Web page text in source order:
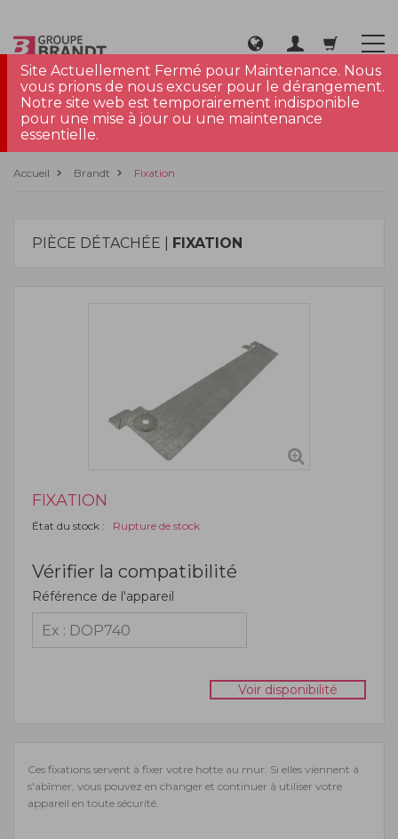
Site Actuellement Fermé pour Maintenance. Nous
vous prions de nous excuser pour le dérangement.
Notre site web est temporairement indisponible
pour une mise à jour ou une maintenance
essentielle.
Accueil Brandt Fixation
PIÈCE DÉTACHÉE | FIXATION
FIXATION
État du stock : Rupture de stock
Vérifier la compatibilité
Référence de l'appareil
Voir disponibilité
Ces fixations servent à fixer votre hotte au mur. Si elles viennent à
s'abîmer, vous pouvez en changer et continuer à utiliser votre
appareil en toute sécurité.